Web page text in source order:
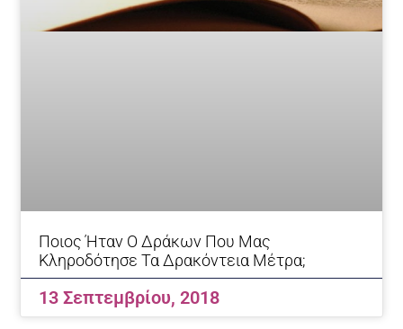
Ποιος Ήταν Ο Δράκων Που Μας
Κληροδότησε Τα Δρακόντεια Μέτρα;
13 Σεπτεμβρίου, 2018